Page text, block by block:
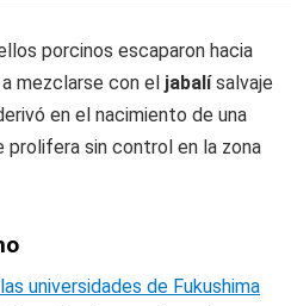
porcinos escaparon hacia
mezclarse con el jabalísalvaje
en el nacimiento de una
prolifera sin control en la zona
universidades de Fukushima